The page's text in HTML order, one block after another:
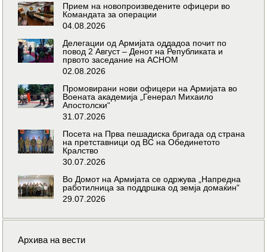
Прием на новопроизведените офицери во
Командата за операции
04.08.2026
Делегации од Армијата оддадоа почит по
повод 2 Август – Денот на Републиката и
првото заседание на АСНОМ
02.08.2026
Промовирани нови офицери на Армијата во
Воената академија „Генерал Михаило
Апостолски“
31.07.2026
Посета на Прва пешадиска бригада од страна
на претставници од ВС на Обединетото
Кралство
30.07.2026
Во Домот на Армијата се одржува „Напредна
работилница за поддршка од земја домаќин“
29.07.2026
Архива на вести